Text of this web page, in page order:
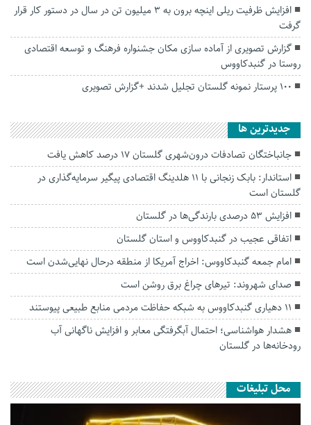
افزایش ظرفیت ریلی اینچه برون به ۳ میلیون تن در سال در دستور کار قرار
گرفت
گزارش تصویری از آماده سازی مکان جشنواره فرهنگ و توسعه اقتصادی
روستا در گنبدکاووس
۱۰۰ پرستار نمونه گلستان تجلیل شدند +گزارش تصویری
جديدترين ها
جانباختگان تصادفات درون‌شهری گلستان ۱۷ درصد کاهش یافت
استاندار: بابک زنجانی با ۱۱ هلدینگ اقتصادی پیگیر سرمایه‌گذاری در
گلستان است
افزایش ۵۳ درصدی بارندگی‌ها در گلستان
اتفاقی عجیب در‌ گنبدکاووس و استان گلستان
امام جمعه گنبدکاووس: اخراج آمریکا از منطقه درحال نهایی‌شدن است
صدای شهروند: تیرهای چراغ برق روشن است
۱۱ دهیاری گنبدکاووس به شبکه حفاظت مردمی منابع طبیعی پیوستند
هشدار هواشناسی؛ احتمال آبگرفتگی معابر و افزایش ناگهانی آب
رودخانه‌ها در گلستان
محل تبلیغات